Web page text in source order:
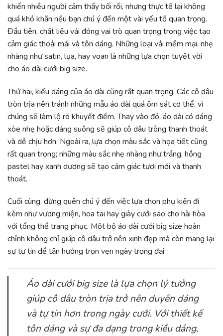
khiến nhiều người cảm thấy bối rối, nhưng thực tế lại không
quá khó khăn nếu bạn chú ý đến một vài yếu tố quan trọng.
Đầu tiên, chất liệu vải đóng vai trò quan trọng trong việc tạo
cảm giác thoải mái và tôn dáng. Những loại vải mềm mại, nhẹ
nhàng như satin, lụa, hay voan là những lựa chọn tuyệt vời
cho áo dài cưới big size.
Thứ hai, kiểu dáng của áo dài cũng rất quan trọng. Các cô dâu
tròn trịa nên tránh những mẫu áo dài quá ôm sát cơ thể, vì
chúng sẽ làm lộ rõ khuyết điểm. Thay vào đó, áo dài có dáng
xòe nhẹ hoặc dáng suông sẽ giúp cô dâu trông thanh thoát
và dễ chịu hơn. Ngoài ra, lựa chọn màu sắc và họa tiết cũng
rất quan trọng; những màu sắc nhẹ nhàng như trắng, hồng
pastel hay xanh dương sẽ tạo cảm giác tươi mới và thanh
thoát.
Cuối cùng, đừng quên chú ý đến việc lựa chọn phụ kiện đi
kèm như vương miện, hoa tai hay giày cưới sao cho hài hòa
với tổng thể trang phục. Một bộ áo dài cưới big size hoàn
chỉnh không chỉ giúp cô dâu trở nên xinh đẹp mà còn mang lại
sự tự tin để tận hưởng trọn vẹn ngày trọng đại.
Áo dài cưới big size là lựa chọn lý tưởng
giúp cô dâu tròn trịa trở nên duyên dáng
và tự tin hơn trong ngày cưới. Với thiết kế
tôn dáng và sự đa dạng trong kiểu dáng,